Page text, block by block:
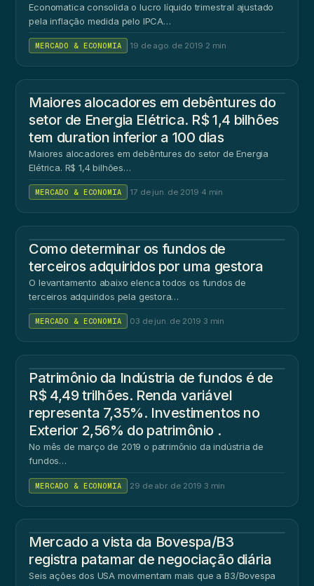
Economatica consolida o lucro líquido trimestral ajustado
pela inflação medida pelo IPCA…
MERCADO & ECONOMIA 19 de ago. de 2019 2 min
Maiores alocadores em debêntures do
setor de Energia Elétrica. R$ 1,4 bilhões
tem duration inferior a 100 dias
Maiores alocadores em debêntures do setor de Energia
Elétrica. R$ 1,4 bilhões…
MERCADO & ECONOMIA 17 de jun. de 2019 4 min
Como determinar os fundos de
terceiros adquiridos por uma gestora
O levantamento abaixo elenca todos os fundos de
terceiros adquiridos pela gestora…
MERCADO & ECONOMIA 03 de jun. de 2019 3 min
Patrimônio da Indústria de fundos é de
R$ 4,49 trilhões. Renda variável
representa 7,35%. Investimentos no
Exterior 2,56% do patrimônio .
No mês de março de 2019 o patrimônio da indústria de
fundos…
MERCADO & ECONOMIA 29 de abr. de 2019 3 min
Mercado a vista da Bovespa/B3
registra patamar de negociação diária
Seis ações dos USA movimentam mais que a B3/Bovespa